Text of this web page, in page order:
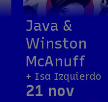
Java &
Winston
McAnuff
+ Isa Izquierdo
21 nov